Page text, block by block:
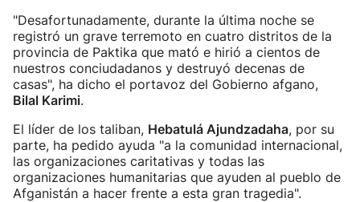
"Desafortunadamente, durante la última noche se
registró un grave terremoto en cuatro distritos de la
provincia de Paktika que mató e hirió a cientos de
nuestros conciudadanos y destruyó decenas de
casas", ha dicho el portavoz del Gobierno afgano,
Bilal Karimi.
El líder de los taliban, Hebatulá Ajundzadaha, por su
parte, ha pedido ayuda "a la comunidad internacional,
las organizaciones caritativas y todas las
organizaciones humanitarias que ayuden al pueblo de
Afganistán a hacer frente a esta gran tragedia".